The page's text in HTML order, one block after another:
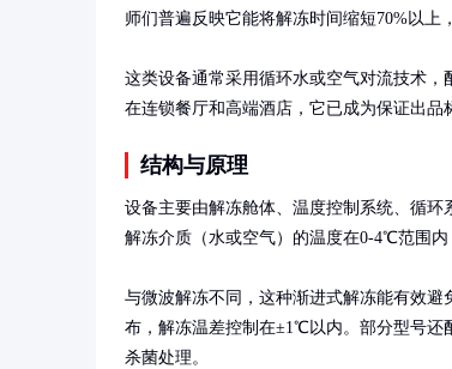
师们普遍反映它能将解冻时间缩短70%以上
这类设备通常采用循环水或空气对流技术
在连锁餐厅和高端酒店，它已成为保证出品
结构与原理
设备主要由解冻舱体、温度控制系统、循
解冻介质（水或空气）的温度在0-4℃范围内
与微波解冻不同，这种渐进式解冻能有效
布，解冻温差控制在±1℃以内。部分型号还
杀菌处理。